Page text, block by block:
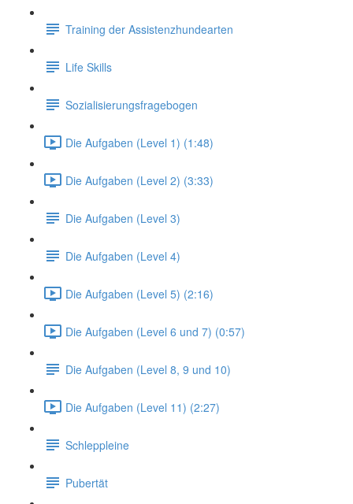
Training der Assistenzhundearten
Life Skills
Sozialisierungsfragebogen
Die Aufgaben (Level 1) (1:48)
Die Aufgaben (Level 2) (3:33)
Die Aufgaben (Level 3)
Die Aufgaben (Level 4)
Die Aufgaben (Level 5) (2:16)
Die Aufgaben (Level 6 und 7) (0:57)
Die Aufgaben (Level 8, 9 und 10)
Die Aufgaben (Level 11) (2:27)
Schleppleine
Pubertät